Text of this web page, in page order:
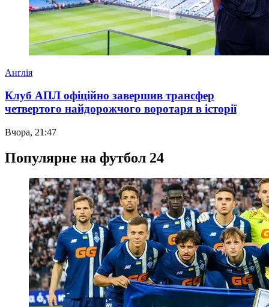
Англія
Клуб АПЛ офіційно завершив трансфер
четвертого найдорожчого воротаря в історії
Вчора, 21:47
Популярне на футбол 24